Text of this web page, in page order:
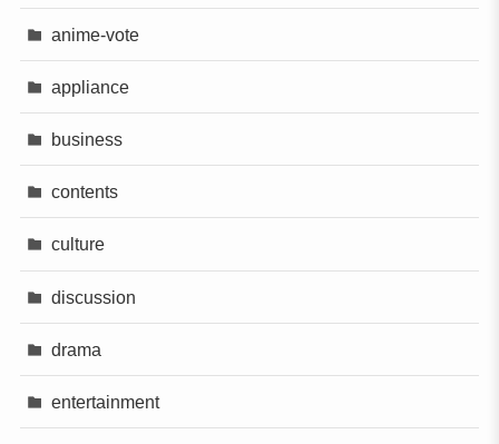
anime-vote
appliance
business
contents
culture
discussion
drama
entertainment